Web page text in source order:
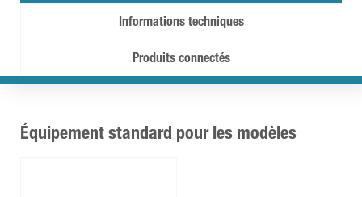
Informations techniques
Produits connectés
Équipement standard pour les modèles